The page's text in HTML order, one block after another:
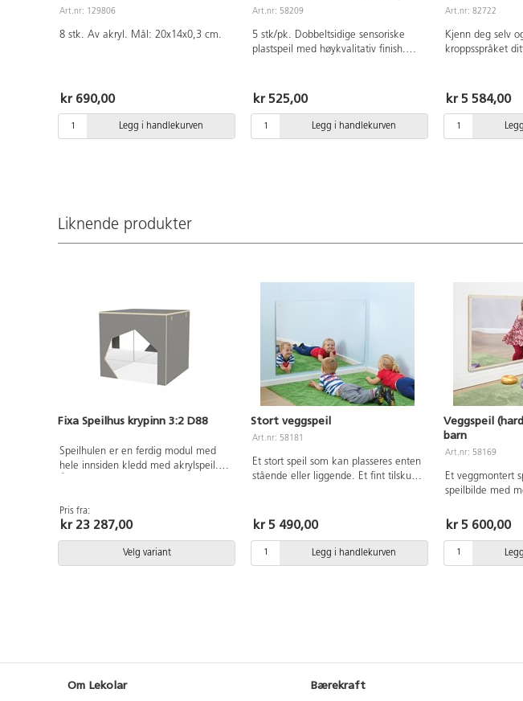
Art.nr: 129806
8 stk. Av akryl. Mål: 20x14x0,3 cm.
kr 690,00
Legg i handlekurven
Art.nr: 58209
5 stk/pk. Dobbeltsidige sensoriske
plastspeil med høykvalitativ finish.
brukes innen ulike eksperiment med
lys, former og symmetri. Begge
sidene beskyttes med en avtagbar
beskyttelsesfilm. Mål: 30x20 cm. Av
kr 525,00
Legg i handlekurven
Art.nr: 82722
Kjenn deg selv
kroppsspråket ditt. Speil
henges både
kr 5 584,00
Liknende produkter
Fixa Speilhus krypinn 3:2 D88
Speilhulen er en ferdig modul med
hele innsiden kledd med akrylspeil.
høytrykklaminat, 16 mm. Bjørk og
hvitpigmentert er i 18 mm kryssfiner.
Pris fra:
kr 23 287,00
Velg variant
Stort veggspeil
Art.nr: 58181
Et stort speil som kan plasseres enten
stående eller liggende. Et fint tilskudd
cm. Av akrylplast.
kr 5 490,00
Legg i handlekurven
Veggspeil
barn
Art.nr: 58169
Et veggmontert
speilbilde med
glatte kanter og
speilflate. Heng
slik at det
Brukes i ulike
kr 5 600,00
Om Lekolar Bærekraft